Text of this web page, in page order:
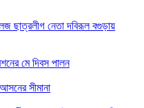
ছাত্রলীগ নেতা দবিরূল বগুড়ায়
মে দিবস পালন
সীমানা